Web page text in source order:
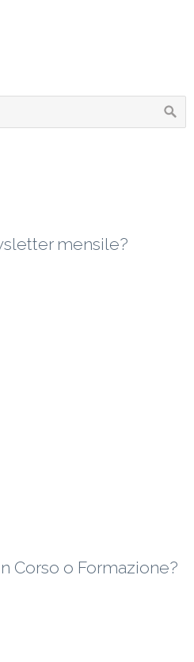
mensile?
Corso o Formazione?